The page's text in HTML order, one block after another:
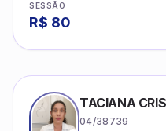
SESSÃO
R$ 80
TACIANA
04/38739